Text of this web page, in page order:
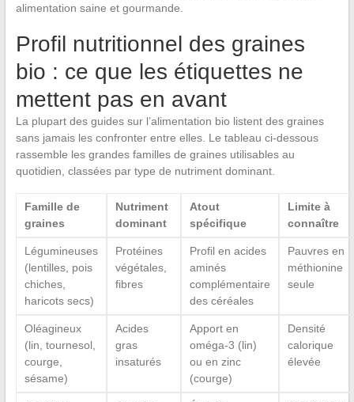
alimentation saine et gourmande.
Profil nutritionnel des graines
bio : ce que les étiquettes ne
mettent pas en avant
La plupart des guides sur l’alimentation bio listent des graines
sans jamais les confronter entre elles. Le tableau ci-dessous
rassemble les grandes familles de graines utilisables au
quotidien, classées par type de nutriment dominant.
Famille de
graines
Nutriment
dominant
Atout
spécifique
Limite à
connaître
Légumineuses
(lentilles, pois
chiches,
haricots secs)
Protéines
végétales,
fibres
Profil en acides
aminés
complémentaire
des céréales
Pauvres en
méthionine
seule
Oléagineux
(lin, tournesol,
courge,
sésame)
Acides
gras
insaturés
Apport en
oméga-3 (lin)
ou en zinc
(courge)
Densité
calorique
élevée